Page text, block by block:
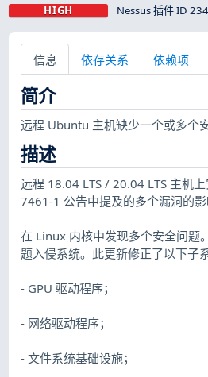
HIGH Nessus 插件 ID
信息 依存关系 依赖项
简介
远程 Ubuntu 主机缺少一个或多个
描述
远程 18.04 LTS / 20.04 LTS 主机
7461-1 公告中提及的多个漏洞的影
在 Linux 内核中发现多个安全问题
题入侵系统。此更新修正了以下子
- GPU 驱动程序；
- 网络驱动程序；
- 文件系统基础设施；